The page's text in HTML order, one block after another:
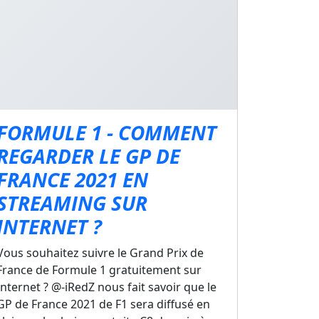
1 - COMMENT
LE GP DE
2021 EN
SUR
?
souhaitez suivre le Grand Prix de
de Formule 1 gratuitement sur
? @-iRedZ nous fait savoir que le
de France 2021 de F1 sera diffusé en